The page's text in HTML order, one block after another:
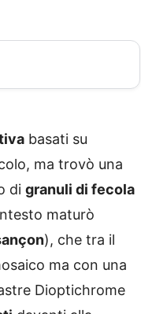
basati su
ma trovò una
di granuli di fecola
maturò
), che tra il
ma con una
Dioptichrome